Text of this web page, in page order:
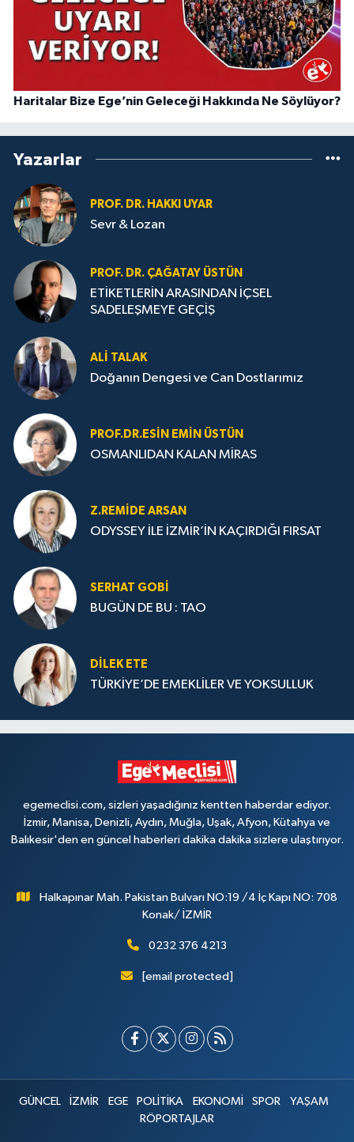
Haritalar Bize Ege’nin Geleceği Hakkında Ne Söylüyor?
Yazarlar
PROF. DR. HAKKI UYAR
Sevr & Lozan
PROF. DR. ÇAĞATAY ÜSTÜN
ETİKETLERİN ARASINDAN İÇSEL
SADELEŞMEYE GEÇİŞ
ALI TALAK
Doğanın Dengesi ve Can Dostlarımız
PROF.DR.ESIN EMIN ÜSTÜN
OSMANLIDAN KALAN MİRAS
Z.REMIDE ARSAN
ODYSSEY İLE İZMİR’İN KAÇIRDIĞI FIRSAT
SERHAT GOBİ
BUGÜN DE BU : TAO
DILEK ETE
TÜRKİYE’DE EMEKLİLER VE YOKSULLUK
egemeclisi.com, sizleri yaşadığınız kentten haberdar ediyor.
İzmir, Manisa, Denizli, Aydın, Muğla, Uşak, Afyon, Kütahya ve
Balıkesir'den en güncel haberleri dakika dakika sizlere ulaştırıyor.
Halkapınar Mah. Pakistan Bulvarı NO:19 /4 İç Kapı NO: 708
Konak/ İZMİR
0232 376 4213
[email protected]
GÜNCEL İZMİR EGE POLİTİKA EKONOMİ SPOR
YAŞAM
RÖPORTAJLAR